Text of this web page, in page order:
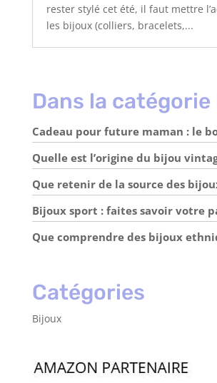
rester stylé cet été, il faut mettre
les bijoux (colliers, bracelets,...
Dans la
Cadeau pour future maman : le
Quelle est l’origine du bijou
Que retenir de la source des
Bijoux sport : faites savoir votre
Que comprendre des bijoux
Catégories
Bijoux